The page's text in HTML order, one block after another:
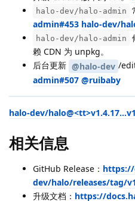
halo-dev/halo-admin
admin#453 halo-dev/
halo-dev/halo-admin
赖 CDN 为 unpkg。
后台更新 @halo-dev /
admin#507 @ruibaby
halo-dev/
相关信息
GitHub Release：
dev/halo/releases/tag/
升级文档： https://